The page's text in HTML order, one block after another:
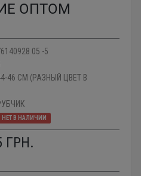
ОПТОМ
05 -5
46 СМ (РАЗНЫЙ ЦВЕТ В
НЕТ В НАЛИЧИИ
ГРН.